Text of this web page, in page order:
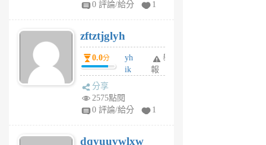
月
前
0 評論/給分
1
zftztjglyh
0.0分
yh
ik
tu
6
舉
報
分享
2575點閱
0 評論/給分
1
dqyuuvwlxw